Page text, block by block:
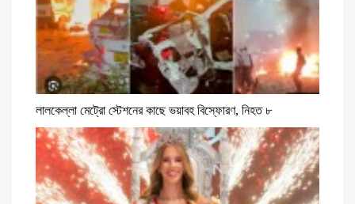
লালকেল্লা মেট্রো স্টেশনের কাছে ভয়াবহ বিস্ফোরণ, নিহত ৮